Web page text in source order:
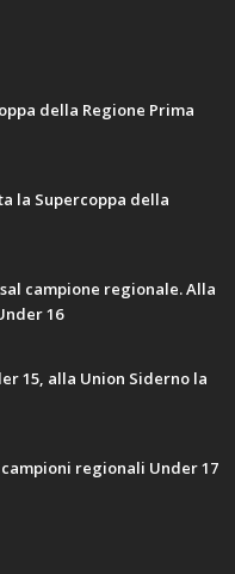
della Regione Prima
la Supercoppa della
campione regionale. Alla
16
15, alla Union Siderno la
regionali Under 17